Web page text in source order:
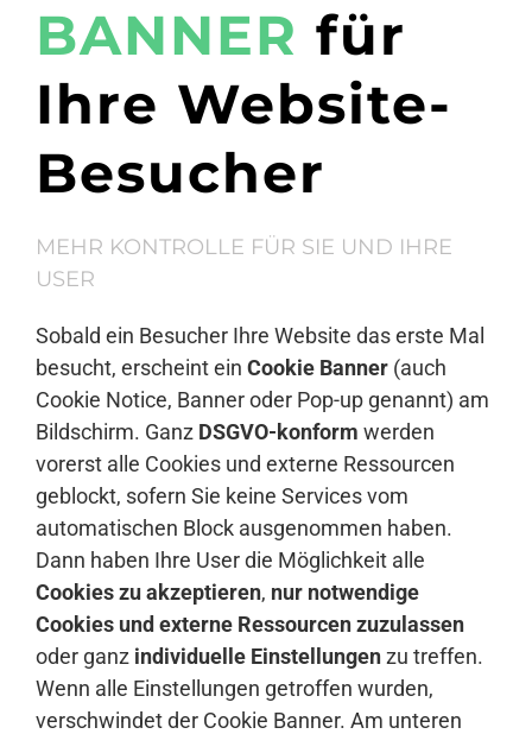
BANNER für
Ihre Website-
Besucher
MEHR KONTROLLE FÜR SIE UND IHRE
USER
Sobald ein Besucher Ihre Website das erste Mal
besucht, erscheint ein Cookie Banner (auch
Cookie Notice, Banner oder Pop-up genannt) am
Bildschirm. Ganz DSGVO-konform werden
vorerst alle Cookies und externe Ressourcen
geblockt, sofern Sie keine Services vom
automatischen Block ausgenommen haben.
Dann haben Ihre User die Möglichkeit alle
Cookies zu akzeptieren, nur notwendige
Cookies und externe Ressourcen zuzulassen
oder ganz individuelle Einstellungenzu treffen.
Wenn alle Einstellungen getroffen wurden,
verschwindet der Cookie Banner. Am unteren